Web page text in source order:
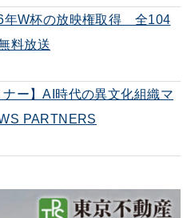
年W杯の放映権取得 全104
料放送
ナー】AI時代の異文化組織マ
PARTNERS